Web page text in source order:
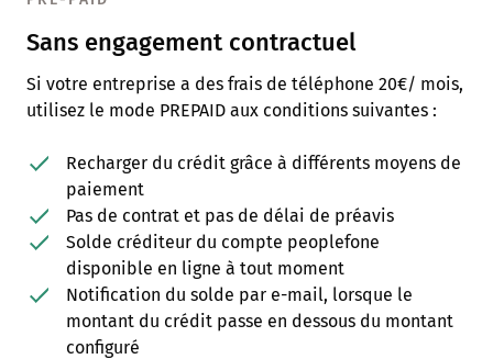
Sans engagement contractuel
Si votre entreprise a des frais de téléphone 20€/ mois,
utilisez le mode PREPAID aux conditions suivantes :
Recharger du crédit grâce à différents moyens de
paiement
Pas de contrat et pas de délai de préavis
Solde créditeur du compte peoplefone
disponible en ligne à tout moment
Notification du solde par e-mail, lorsque le
montant du crédit passe en dessous du montant
configuré